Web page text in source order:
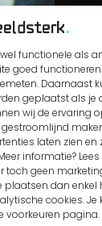
NAAR HET
jouw
ernaar om
te leveren en
fasen: pre-
.
functionele als
goed
Daarnaast
geplaatst als je
wij de ervaring
laten zien en
informatie?
toch geen
plaatsen dan
cookies. Je
voorkeuren pagina.